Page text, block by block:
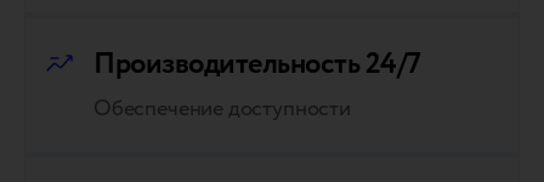
Производительность 24/7
Обеспечение доступности